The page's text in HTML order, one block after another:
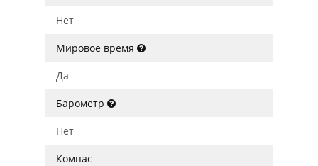
Нет
Мировое время
Да
Барометр
Нет
Компас